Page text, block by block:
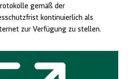
gemäß der
kontinuierlich als
zur Verfügung zu stellen.
Externer